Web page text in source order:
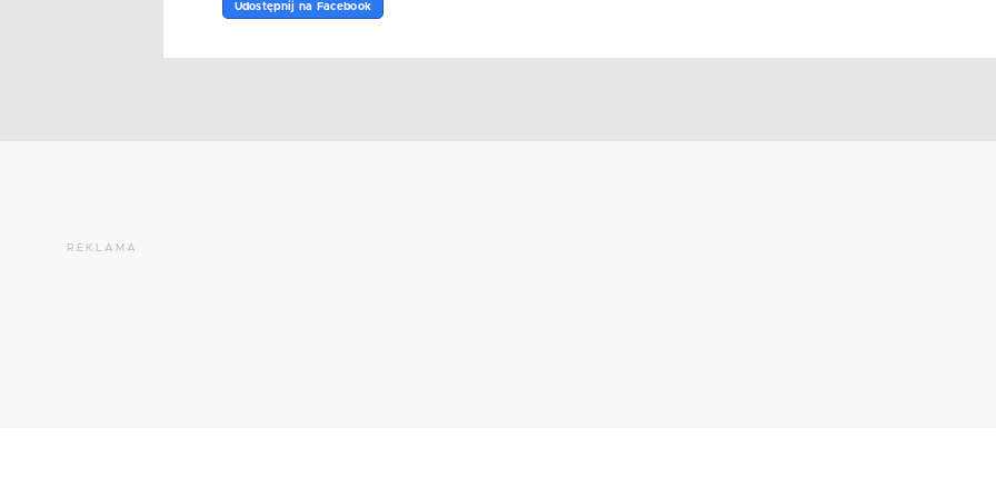
Udostępnij na Facebook
REKLAMA